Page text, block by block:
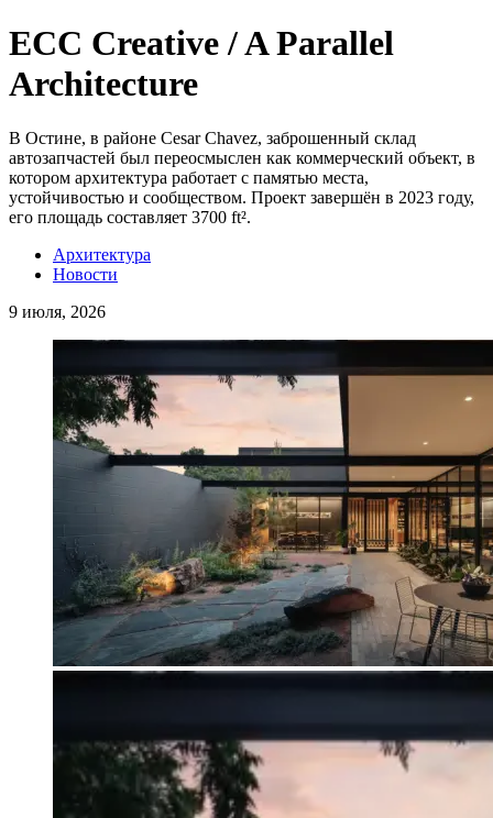
ECC Creative / A Parallel
Architecture
В Остине, в районе Cesar Chavez, заброшенный склад
автозапчастей был переосмыслен как коммерческий объект, в
котором архитектура работает с памятью места,
устойчивостью и сообществом. Проект завершён в 2023 году,
его площадь составляет 3700 ft².
Архитектура
Новости
9 июля, 2026